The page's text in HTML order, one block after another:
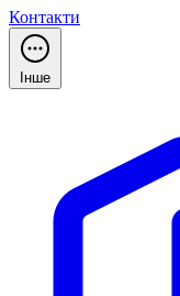
Контакти
Інше